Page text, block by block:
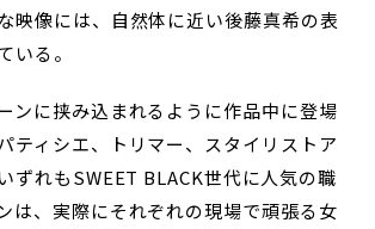
映像には、自然体に近い後藤真希の表
いる。
ンに挟み込まれるように作品中に登場
ティシエ、トリマー、スタイリストア
ずれもSWEET BLACK世代に人気の職
は、実際にそれぞれの現場で頑張る女